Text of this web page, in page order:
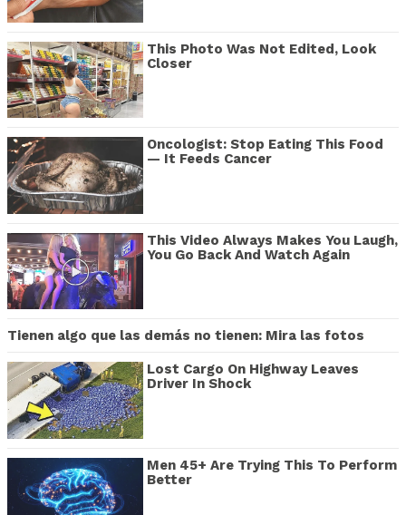
This Photo Was Not Edited, Look
Closer
Oncologist: Stop Eating This Food
— It Feeds Cancer
This Video Always Makes You Laugh,
You Go Back And Watch Again
Tienen algo que las demás no tienen: Mira las fotos
Lost Cargo On Highway Leaves
Driver In Shock
Men 45+ Are Trying This To Perform
Better